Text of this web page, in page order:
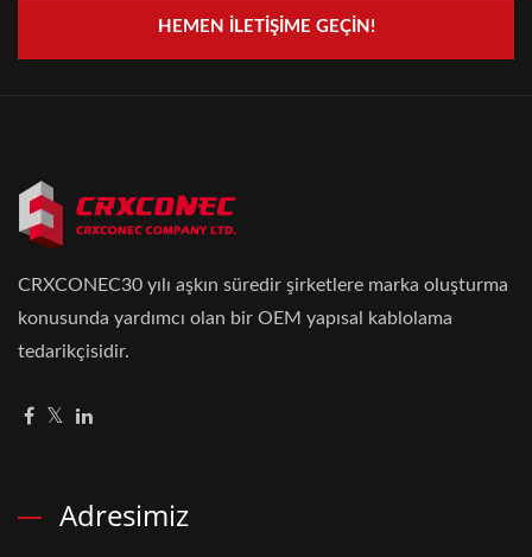
HEMEN İLETIŞIME GEÇIN!
CRXCONEC30 yılı aşkın süredir şirketlere marka oluşturma
konusunda yardımcı olan bir OEM yapısal kablolama
tedarikçisidir.
Adresimiz